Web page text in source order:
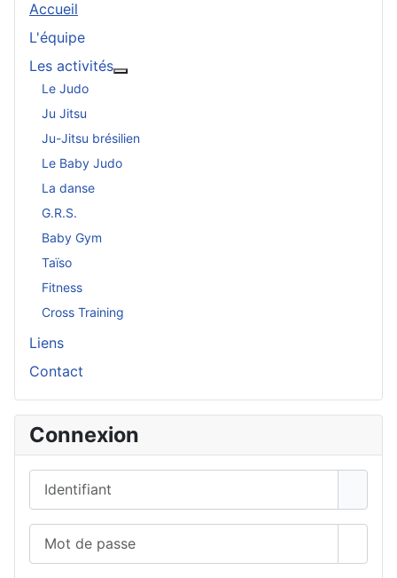
Accueil
L'équipe
Les activités
Le Judo
Ju Jitsu
Ju-Jitsu brésilien
Le Baby Judo
La danse
G.R.S.
Baby Gym
Taïso
Fitness
Cross Training
Liens
Contact
Connexion